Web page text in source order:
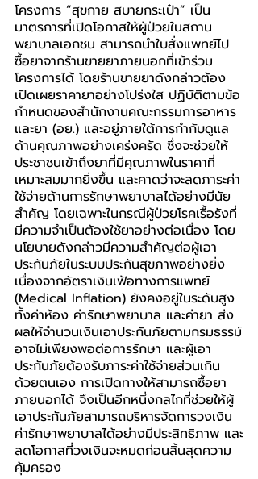
โครงการ “สุขกาย สบายกระเป๋า” เป็น
มาตรการที่เปิดโอกาสให้ผู้ป่วยในสถาน
พยาบาลเอกชน สามารถนำใบสั่งแพทย์ไป
ซื้อยาจากร้านขายยาภายนอกที่เข้าร่วม
โครงการได้ โดยร้านขายยาดังกล่าวต้อง
เปิดเผยราคายาอย่างโปร่งใส ปฏิบัติตามข้อ
กำหนดของสำนักงานคณะกรรมการอาหาร
และยา (อย.) และอยู่ภายใต้การกำกับดูแล
ด้านคุณภาพอย่างเคร่งครัด ซึ่งจะช่วยให้
ประชาชนเข้าถึงยาที่มีคุณภาพในราคาที่
เหมาะสมมากยิ่งขึ้น และคาดว่าจะลดภาระค่า
ใช้จ่ายด้านการรักษาพยาบาลได้อย่างมีนัย
สำคัญ โดยเฉพาะในกรณีผู้ป่วยโรคเรื้อรังที่
มีความจำเป็นต้องใช้ยาอย่างต่อเนื่อง โดย
นโยบายดังกล่าวมีความสำคัญต่อผู้เอา
ประกันภัยในระบบประกันสุขภาพอย่างยิ่ง
เนื่องจากอัตราเงินเฟ้อทางการแพทย์
(Medical Inflation) ยังคงอยู่ในระดับสูง
ทั้งค่าห้อง ค่ารักษาพยาบาล และค่ายา ส่ง
ผลให้จำนวนเงินเอาประกันภัยตามกรมธรรม์
อาจไม่เพียงพอต่อการรักษา และผู้เอา
ประกันภัยต้องรับภาระค่าใช้จ่ายส่วนเกิน
ด้วยตนเอง การเปิดทางให้สามารถซื้อยา
ภายนอกได้ จึงเป็นอีกหนึ่งกลไกที่ช่วยให้ผู้
เอาประกันภัยสามารถบริหารจัดการวงเงิน
ค่ารักษาพยาบาลได้อย่างมีประสิทธิภาพ และ
ลดโอกาสที่วงเงินจะหมดก่อนสิ้นสุดความ
คุ้มครอง